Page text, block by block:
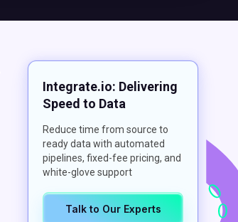
Integrate.io: Delivering
Speed to Data
Reduce time from source to
ready data with automated
pipelines, fixed-fee pricing, and
white-glove support
Talk to Our Experts